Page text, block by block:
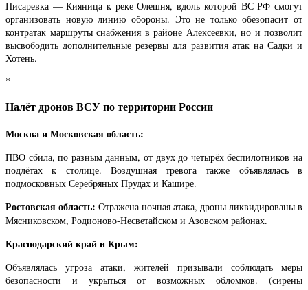
Писаревка — Кияница к реке Олешня, вдоль которой ВС РФ смогут
организовать новую линию обороны. Это не только обезопасит от
контратак маршруты снабжения в районе Алексеевки, но и позволит
высвободить дополнительные резервы для развития атак на Садки и
Хотень.
*
Налёт дронов ВСУ по территории России
Москва и Московская область:
ПВО сбила, по разным данным, от двух до четырёх беспилотников на
подлётах к столице. Воздушная тревога также объявлялась в
подмосковных Серебряных Прудах и Кашире.
Ростовская область: Отражена ночная атака, дроны ликвидированы в
Мясниковском, Родионово-Несветайском и Азовском районах.
Краснодарский край и Крым:
Объявлялась угроза атаки, жителей призывали соблюдать меры
безопасности и укрыться от возможных обломков. (сирены